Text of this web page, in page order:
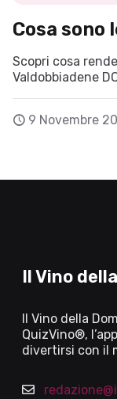
Cosa sono
Scopri cosa
Valdobbiadene
9 Novembre
Il Vino
Il Vino della
QuizVino®,
divertirsi con il